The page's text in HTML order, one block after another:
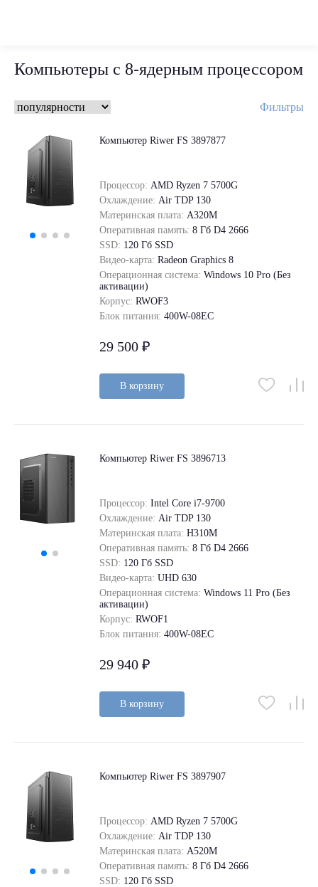
Компьютеры с 8-ядерным процессором
Фильтры
Компьютер Riwer FS 3897877
Процессор: AMD Ryzen 7 5700G
Охлаждение: Air TDP 130
Материнская плата: A320M
Оперативная память: 8 Гб D4 2666
SSD: 120 Гб SSD
Видео-карта: Radeon Graphics 8
Операционная система: Windows 10 Pro (Без
активации)
Корпус: RWOF3
Блок питания: 400W-08EC
29 500 ₽
В корзину
Компьютер Riwer FS 3896713
Процессор: Intel Core i7-9700
Охлаждение: Air TDP 130
Материнская плата: H310M
Оперативная память: 8 Гб D4 2666
SSD: 120 Гб SSD
Видео-карта: UHD 630
Операционная система: Windows 11 Pro (Без
активации)
Корпус: RWOF1
Блок питания: 400W-08EC
29 940 ₽
В корзину
Компьютер Riwer FS 3897907
Процессор: AMD Ryzen 7 5700G
Охлаждение: Air TDP 130
Материнская плата: A520M
Оперативная память: 8 Гб D4 2666
SSD: 120 Гб SSD